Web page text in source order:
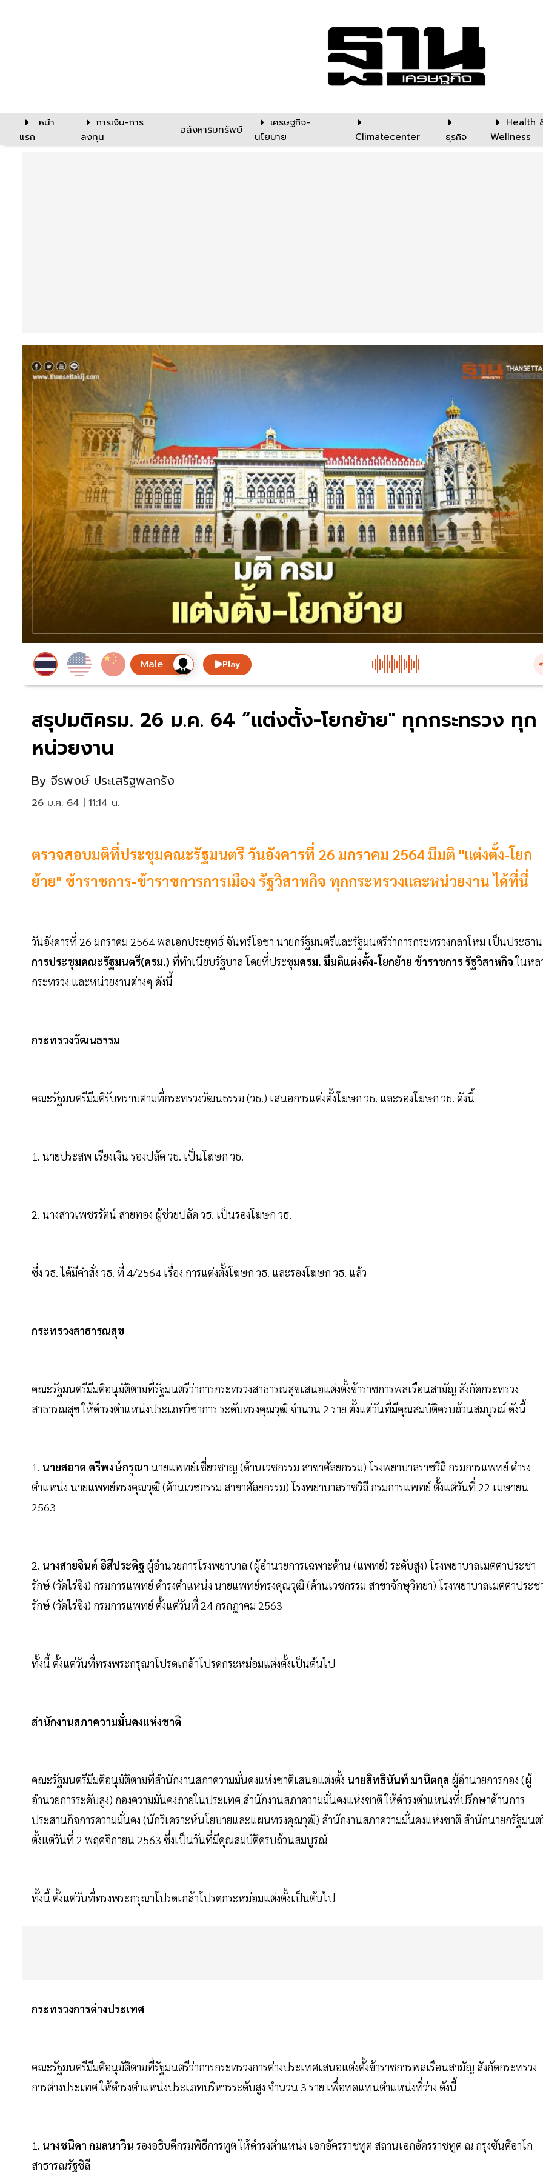
หน้า
แรก
การเงิน-การ
ลงทุน
อสังหาริมทรัพย์
เศรษฐกิจ-
นโยบาย
Climatecenter ธุรกิจ
Health
Wellness
Play
สรุปมติครม. 26 ม.ค. 64 “แต่งตั้ง-โยกย้าย" ทุกกระทรวง ทุก
หน่วยงาน
By จีรพงษ์ ประเสริฐพลกรัง
26 ม.ค. 64 | 11:14 น.
ตรวจสอบมติที่ประชุมคณะรัฐมนตรี วันอังคารที่ 26 มกราคม 2564 มีมติ "แต่งตั้ง-โยก
ย้าย" ข้าราชการ-ข้าราชการการเมือง รัฐวิสาหกิจ ทุกกระทรวงและหน่วยงาน ได้ที่นี่
วันอังคารที่ 26 มกราคม 2564 พลเอกประยุทธ์ จันทร์โอชา นายกรัฐมนตรีและรัฐมนตรีว่าการกระทรวงกลาโหม เป็นประธาน
การประชุมคณะรัฐมนตรี(ครม.) ที่ทำเนียบรัฐบาล โดยที่ประชุมครม. มีมติแต่งตั้ง-โยกย้าย ข้าราชการ รัฐวิสาหกิจในหล
กระทรวง และหน่วยงานต่างๆ ดังนี้
กระทรวงวัฒนธรรม
คณะรัฐมนตรีมีมติรับทราบตามที่กระทรวงวัฒนธรรม (วธ.) เสนอการแต่งตั้งโฆษก วธ. และรองโฆษก วธ. ดังนี้
1. นายประสพ เรียงเงิน รองปลัด วธ. เป็นโฆษก วธ.
2. นางสาวเพชรรัตน์ สายทอง ผู้ช่วยปลัด วธ. เป็นรองโฆษก วธ.
ซึ่ง วธ. ได้มีคำสั่ง วธ. ที่ 4/2564 เรื่อง การแต่งตั้งโฆษก วธ. และรองโฆษก วธ. แล้ว
กระทรวงสาธารณสุข
คณะรัฐมนตรีมีมติอนุมัติตามที่รัฐมนตรีว่าการกระทรวงสาธารณสุขเสนอแต่งตั้งข้าราชการพลเรือนสามัญ สังกัดกระทรวง
สาธารณสุข ให้ดำรงตำแหน่งประเภทวิชาการ ระดับทรงคุณวุฒิ จำนวน 2 ราย ตั้งแต่วันที่มีคุณสมบัติครบถ้วนสมบูรณ์ ดังนี้
1. นายสอาด ตรีพงษ์กรุณา นายแพทย์เชี่ยวชาญ (ด้านเวชกรรม สาขาศัลยกรรม) โรงพยาบาลราชวิถี กรมการแพทย์ ดำรง
ตำแหน่ง นายแพทย์ทรงคุณวุฒิ (ด้านเวชกรรม สาขาศัลยกรรม) โรงพยาบาลราชวิถี กรมการแพทย์ ตั้งแต่วันที่ 22 เมษายน
2563
2. นางสายจินต์ อิสีประดิฐ ผู้อำนวยการโรงพยาบาล (ผู้อำนวยการเฉพาะด้าน (แพทย์) ระดับสูง) โรงพยาบาลเมตตาประชา
รักษ์ (วัดไร่ขิง) กรมการแพทย์ ดำรงตำแหน่ง นายแพทย์ทรงคุณวุฒิ (ด้านเวชกรรม สาขาจักษุวิทยา) โรงพยาบาลเมตตาประช
รักษ์ (วัดไร่ขิง) กรมการแพทย์ ตั้งแต่วันที่ 24 กรกฎาคม 2563
ทั้งนี้ ตั้งแต่วันที่ทรงพระกรุณาโปรดเกล้าโปรดกระหม่อมแต่งตั้งเป็นต้นไป
สำนักงานสภาความมั่นคงแห่งชาติ
คณะรัฐมนตรีมีมติอนุมัติตามที่สำนักงานสภาความมั่นคงแห่งชาติเสนอแต่งตั้ง นายสิทธินันท์ มานิตกุล ผู้อำนวยการกอง (ผู้
อำนวยการระดับสูง) กองความมั่นคงภายในประเทศ สำนักงานสภาความมั่นคงแห่งชาติ ให้ดำรงตำแหน่งที่ปรึกษาด้านการ
ประสานกิจการความมั่นคง (นักวิเคราะห์นโยบายและแผนทรงคุณวุฒิ) สำนักงานสภาความมั่นคงแห่งชาติ สำนักนายกรัฐมนต
ตั้งแต่วันที่ 2 พฤศจิกายน 2563 ซึ่งเป็นวันที่มีคุณสมบัติครบถ้วนสมบูรณ์
ทั้งนี้ ตั้งแต่วันที่ทรงพระกรุณาโปรดเกล้าโปรดกระหม่อมแต่งตั้งเป็นต้นไป
กระทรวงการต่างประเทศ
คณะรัฐมนตรีมีมติอนุมัติตามที่รัฐมนตรีว่าการกระทรวงการต่างประเทศเสนอแต่งตั้งข้าราชการพลเรือนสามัญ สังกัดกระทรวง
การต่างประเทศ ให้ดำรงตำแหน่งประเภทบริหารระดับสูง จำนวน 3 ราย เพื่อทดแทนตำแหน่งที่ว่าง ดังนี้
1. นางชนิดา กมลนาวิน รองอธิบดีกรมพิธีการทูต ให้ดำรงตำแหน่ง เอกอัครราชทูต สถานเอกอัครราชทูต ณ กรุงซันติอาโก
สาธารณรัฐชิลี